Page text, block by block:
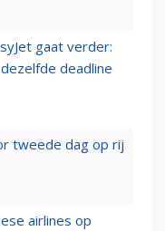
gaat verder:
deadline
tweede dag op rij
airlines op